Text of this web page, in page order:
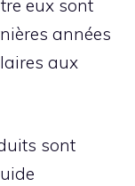
eux sont
années
aux
sont